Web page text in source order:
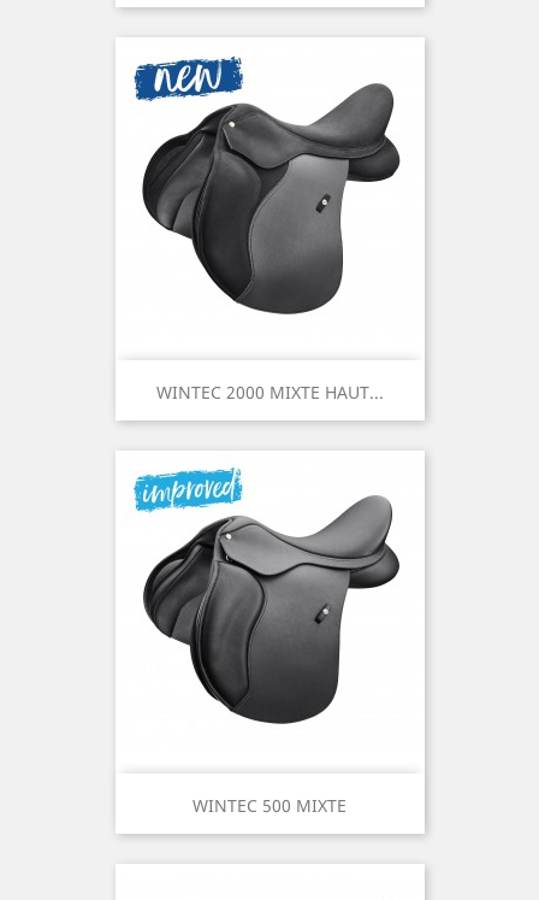
WINTEC 2000 MIXTE HAUT...
WINTEC 500 MIXTE